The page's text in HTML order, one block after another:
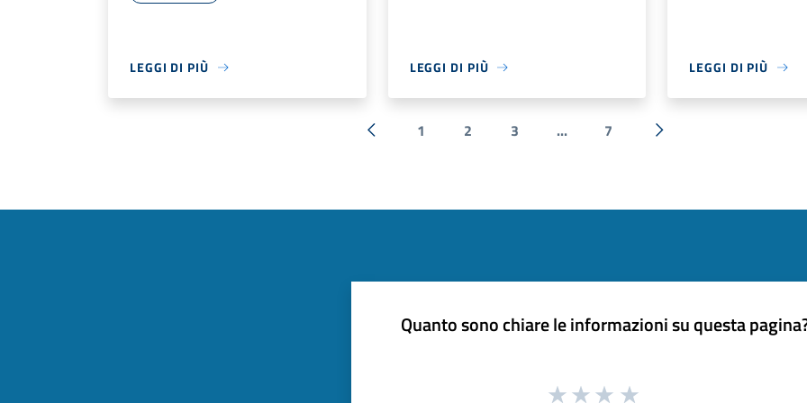
LEGGI DI PIÙ LEGGI DI PIÙ LEGGI DI PIÙ
« Precedente
1 2 3 ... 7
Successiva »
Quanto sono chiare le informazioni su questa